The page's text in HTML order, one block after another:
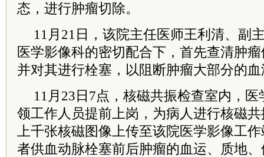
态，进行肿瘤切除。
11月21日，该院主任医师王利清、副
医学影像科的密切配合下，首先查清肿
并对其进行栓塞，以阻断肿瘤大部分的
11月23日7点，核磁共振检查室内，
领工作人员提前上岗，为病人进行核磁
上千张核磁图像上传至该院医学影像工
者供血动脉栓塞前后肿瘤的血运、质地